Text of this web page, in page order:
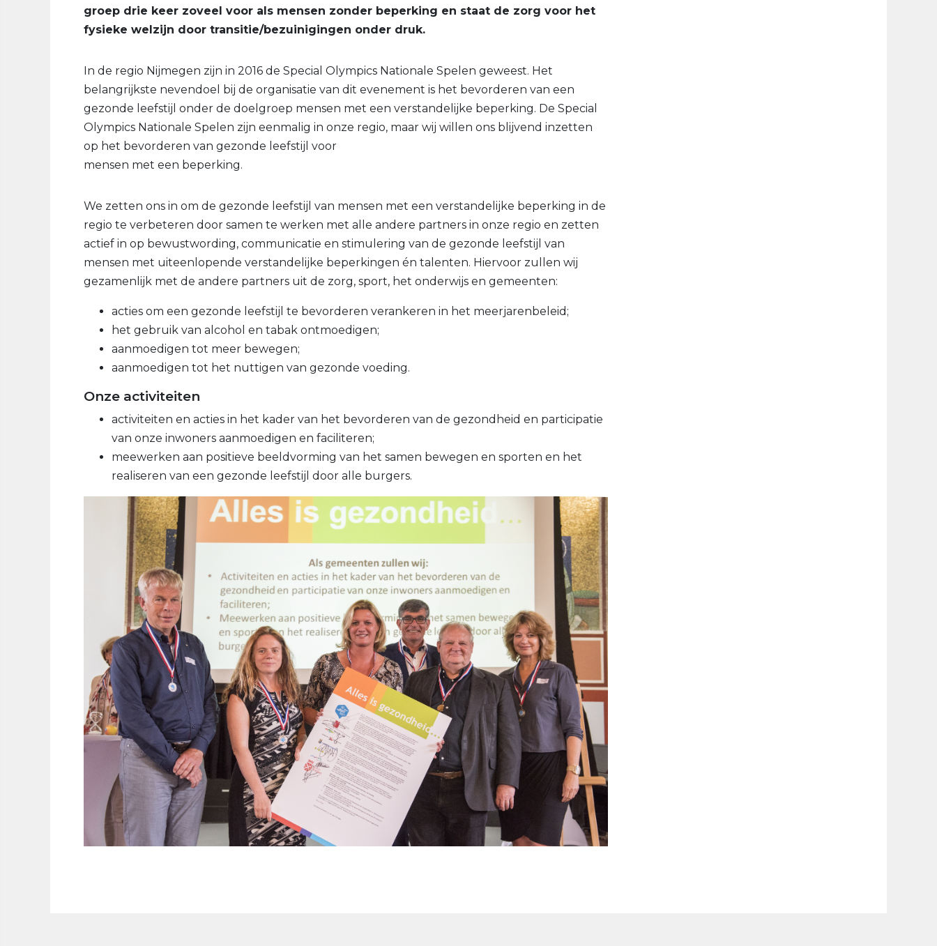
groep drie keer zoveel voor als mensen zonder beperking en staat de zorg voor het
fysieke welzijn door transitie/bezuinigingen onder druk.
In de regio Nijmegen zijn in 2016 de Special Olympics Nationale Spelen geweest. Het
belangrijkste nevendoel bij de organisatie van dit evenement is het bevorderen van een
gezonde leefstijl onder de doelgroep mensen met een verstandelijke beperking. De Special
Olympics Nationale Spelen zijn eenmalig in onze regio, maar wij willen ons blijvend inzetten
op het bevorderen van gezonde leefstijl voor
mensen met een beperking.
We zetten ons in om de gezonde leefstijl van mensen met een verstandelijke beperking in de
regio te verbeteren door samen te werken met alle andere partners in onze regio en zetten
actief in op bewustwording, communicatie en stimulering van de gezonde leefstijl van
mensen met uiteenlopende verstandelijke beperkingen én talenten. Hiervoor zullen wij
gezamenlijk met de andere partners uit de zorg, sport, het onderwijs en gemeenten:
acties om een gezonde leefstijl te bevorderen verankeren in het meerjarenbeleid;
het gebruik van alcohol en tabak ontmoedigen;
aanmoedigen tot meer bewegen;
aanmoedigen tot het nuttigen van gezonde voeding.
Onze activiteiten
activiteiten en acties in het kader van het bevorderen van de gezondheid en participatie
van onze inwoners aanmoedigen en faciliteren;
meewerken aan positieve beeldvorming van het samen bewegen en sporten en het
realiseren van een gezonde leefstijl door alle burgers.